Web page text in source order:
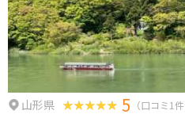
トの途中に位置しており、ツーリング
には、広い駐車場や休憩スペースが完備
も併設されているので便利です。 周辺には、鳥海山や朝日連峰などの山々、
飛島や十六羅漢などの海岸など、自然豊
道の駅 しょうないを拠点に、庄内の自
山形県 5 （口コミ1件